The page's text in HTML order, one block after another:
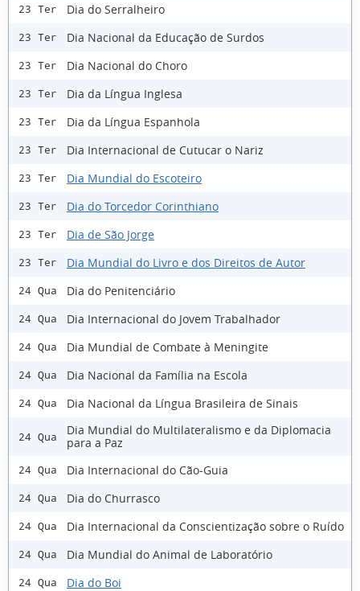
23 Ter Dia do Serralheiro
23 Ter Dia Nacional da Educação de Surdos
23 Ter Dia Nacional do Choro
23 Ter Dia da Língua Inglesa
23 Ter Dia da Língua Espanhola
23 Ter Dia Internacional de Cutucar o Nariz
23 Ter Dia Mundial do Escoteiro
23 Ter Dia do Torcedor Corinthiano
23 Ter Dia de São Jorge
23 Ter Dia Mundial do Livro e dos Direitos de Autor
24 Qua Dia do Penitenciário
24 Qua Dia Internacional do Jovem Trabalhador
24 Qua Dia Mundial de Combate à Meningite
24 Qua Dia Nacional da Família na Escola
24 Qua Dia Nacional da Língua Brasileira de Sinais
24 Qua
Dia Mundial do Multilateralismo e da Diplomacia
para a Paz
24 Qua Dia Internacional do Cão-Guia
24 Qua Dia do Churrasco
24 Qua Dia Internacional da Conscientização sobre o Ruído
24 Qua Dia Mundial do Animal de Laboratório
24 Qua Dia do Boi